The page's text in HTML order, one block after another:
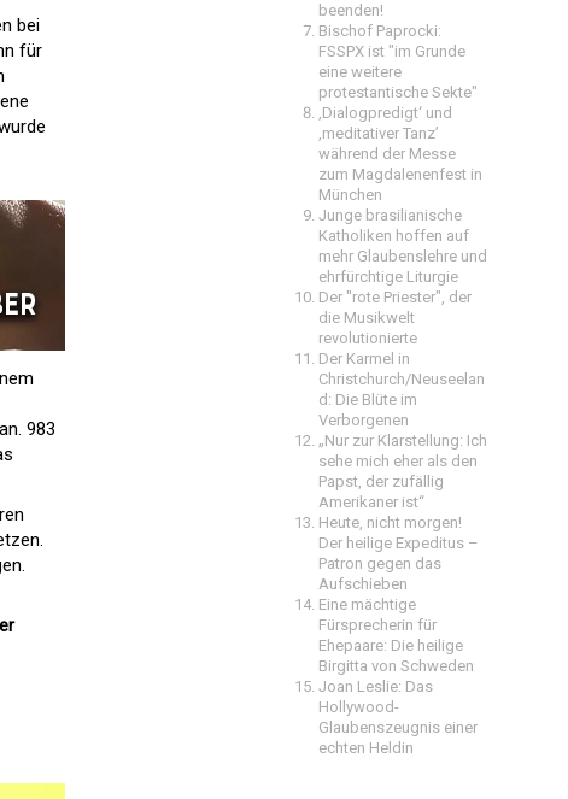
bei
für
983
beenden!
Bischof Paprocki:
FSSPX ist "im Grunde
eine weitere
protestantische Sekte"
‚Dialogpredigt‘ und
‚meditativer Tanz’
während der Messe
zum Magdalenenfest in
München
Junge brasilianische
Katholiken hoffen auf
mehr Glaubenslehre und
ehrfürchtige Liturgie
Der "rote Priester", der
die Musikwelt
revolutionierte
Der Karmel in
Christchurch/Neuseelan
d: Die Blüte im
Verborgenen
„Nur zur Klarstellung: Ich
sehe mich eher als den
Papst, der zufällig
Amerikaner ist“
Heute, nicht morgen!
Der heilige Expeditus –
Patron gegen das
Aufschieben
Eine mächtige
Fürsprecherin für
Ehepaare: Die heilige
Birgitta von Schweden
Joan Leslie: Das
Hollywood-
Glaubenszeugnis einer
echten Heldin